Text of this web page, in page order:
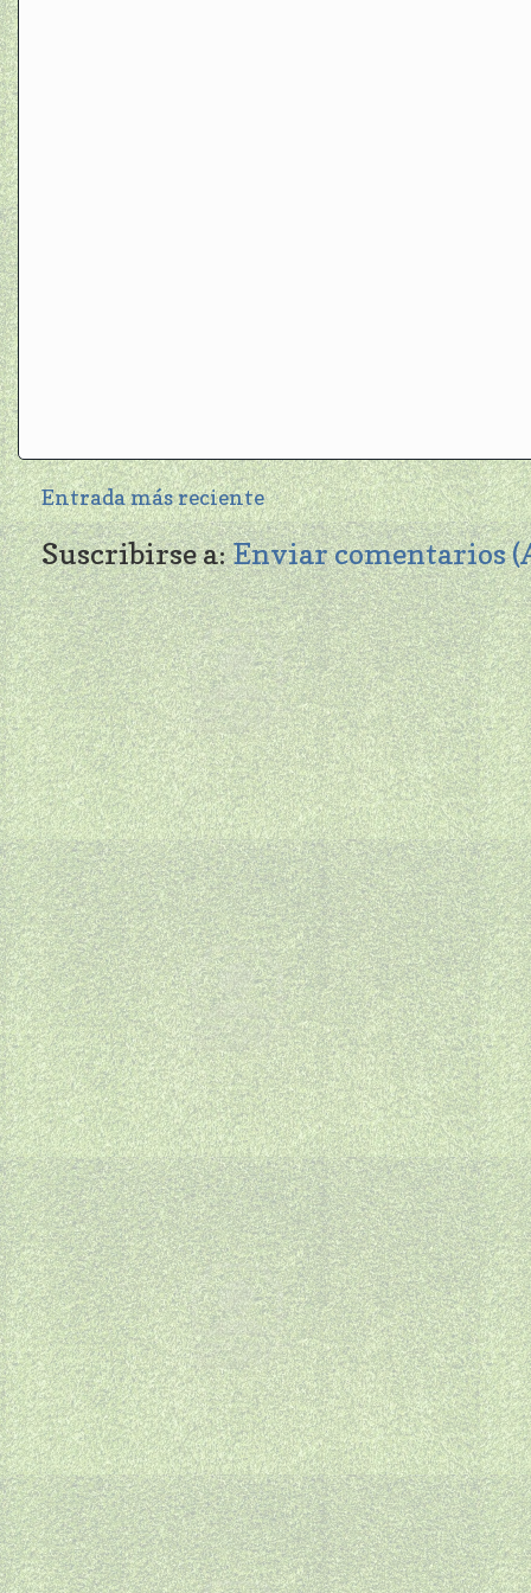
Entrada más reciente
Suscribirse a:Enviar comentarios